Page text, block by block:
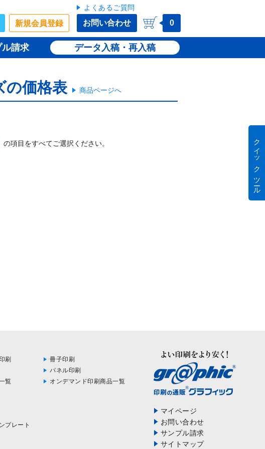
新規会員登録
よくあるご質問
お問い合わせ 0
請求 データ入稿・再入稿
価格表 商品ページへ
の項目をすべてご選択ください。
刷
冊子印刷
パネル印刷
覧
オンデマンド印刷商品一覧
プレート
マイページ
お問い合わせ
サンプル請求
サイトマップ
クイック ツール